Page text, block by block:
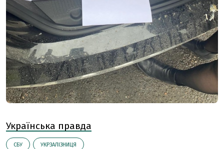
Українська правда
СБУ УКРЗАЛІЗНИЦЯ